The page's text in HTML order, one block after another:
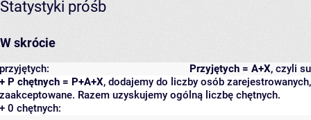
Statystyki próśb
W skrócie
Przyjętych = A+X, czyli
przyjętych:
+ P chętnych = P+A+X, dodajemy do liczby osób
zaakceptowane. Razem uzyskujemy ogólną liczbę chętnych.
+ 0 chętnych: